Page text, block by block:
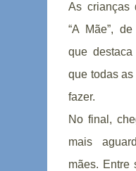
As crianças
“A Mãe”,
que
que todas
fazer.
No final,
mais
mães. Entre